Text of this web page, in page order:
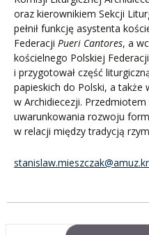
oraz kierownikiem Sekcji
pełnił funkcję asystenta
Federacji Pueri Cantores, a
kościelnego Polskiej Federacji
i przygotował część
papieskich do Polski, a także
w Archidiecezji.
uwarunkowania rozwoju
w relacji między tradycją